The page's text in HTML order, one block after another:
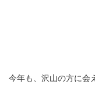
今年も、沢山の方に会